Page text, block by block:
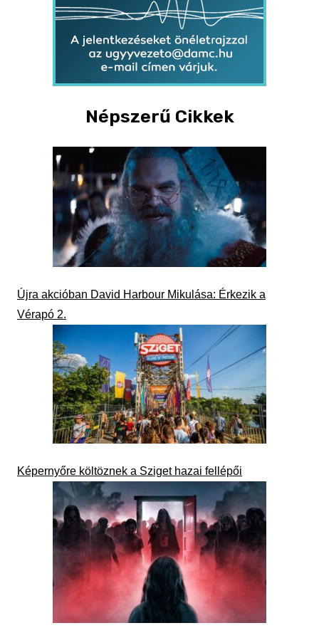
Népszerű Cikkek
Újra akcióban David Harbour Mikulása: Érkezik a
Vérapó 2.
Képernyőre költöznek a Sziget hazai fellépői